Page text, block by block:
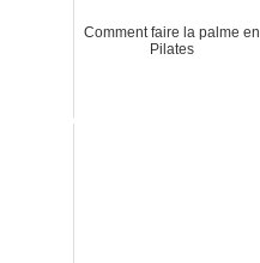
Comment faire la palme en
Pilates